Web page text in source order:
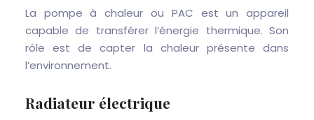
La pompe à chaleur ou PAC est un appareil
capable de transférer l’énergie thermique. Son
rôle est de capter la chaleur présente dans
l’environnement.
Radiateur électrique